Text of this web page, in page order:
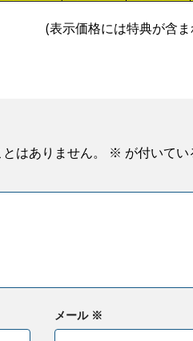
(表示価格には特典が含
はありません。 ※ が付いて
メール ※